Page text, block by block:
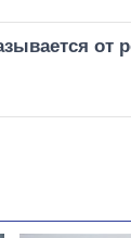
от